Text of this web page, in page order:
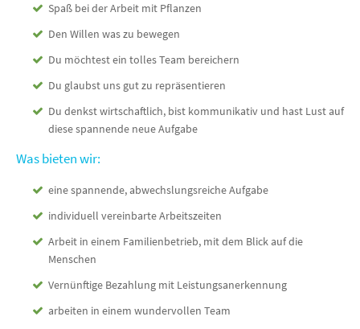
Spaß bei der Arbeit mit Pflanzen
Den Willen was zu bewegen
Du möchtest ein tolles Team bereichern
Du glaubst uns gut zu repräsentieren
Du denkst wirtschaftlich, bist kommunikativ und hast Lust auf
diese spannende neue Aufgabe
Was bieten wir:
eine spannende, abwechslungsreiche Aufgabe
individuell vereinbarte Arbeitszeiten
Arbeit in einem Familienbetrieb, mit dem Blick auf die
Menschen
Vernünftige Bezahlung mit Leistungsanerkennung
arbeiten in einem wundervollen Team